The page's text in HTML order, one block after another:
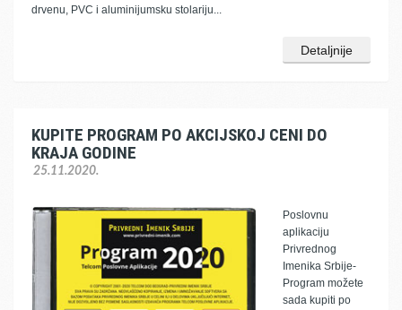
drvenu, PVC i aluminijumsku stolariju...
Detaljnije
KUPITE PROGRAM PO AKCIJSKOJ CENI DO
KRAJA GODINE
25.11.2020.
Poslovnu
aplikaciju
Privrednog
Imenika Srbije-
Program možete
sada kupiti po